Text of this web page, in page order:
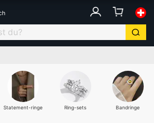
Statement-ringe Ring-sets Bandringe